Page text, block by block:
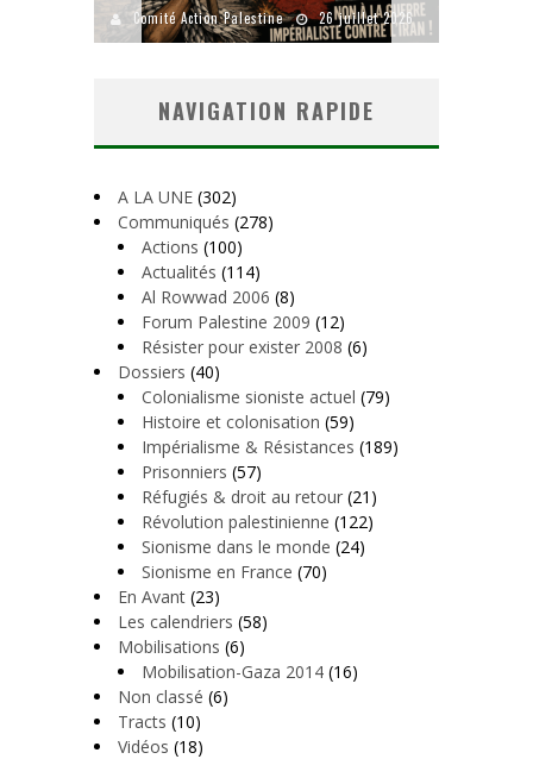
Comité Action Palestine 26 juillet 2026
NAVIGATION RAPIDE
A LA UNE (302)
Communiqués (278)
Actions (100)
Actualités (114)
Al Rowwad 2006 (8)
Forum Palestine 2009 (12)
Résister pour exister 2008 (6)
Dossiers (40)
Colonialisme sioniste actuel (79)
Histoire et colonisation (59)
Impérialisme & Résistances (189)
Prisonniers (57)
Réfugiés & droit au retour (21)
Révolution palestinienne (122)
Sionisme dans le monde (24)
Sionisme en France (70)
En Avant (23)
Les calendriers (58)
Mobilisations (6)
Mobilisation-Gaza 2014 (16)
Non classé (6)
Tracts (10)
Vidéos (18)